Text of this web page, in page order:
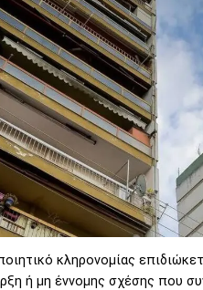
κληρονομίας
ή μη έννομης σχέσης που